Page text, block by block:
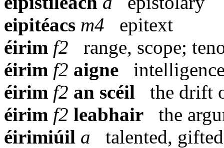
eipitéacs m4
epitext
éirim f2
range, scope;
éirim f2 aigne
éirim f2 an scéil
the drift
éirim f2 leabhair
the
éirimiúil a
talented,